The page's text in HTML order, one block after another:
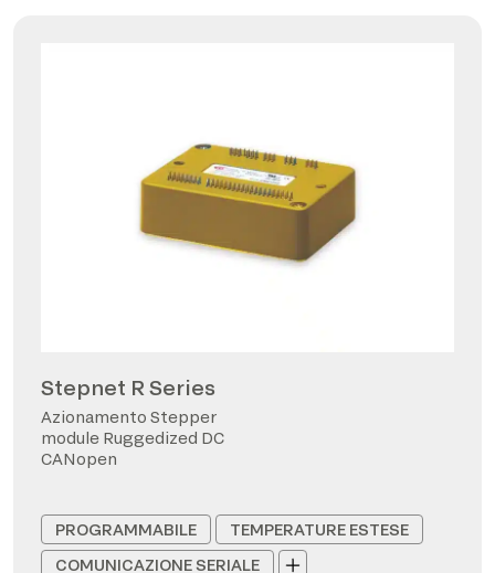
Stepnet R Series
Azionamento Stepper
module Ruggedized DC
CANopen
PROGRAMMABILE
TEMPERATURE ESTESE
COMUNICAZIONE SERIALE